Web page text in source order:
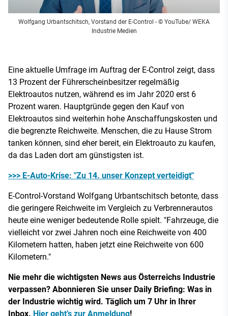
Wolfgang Urbantschitsch, Vorstand der E-Control - © YouTube/ WEKA
Industrie Medien
Eine aktuelle Umfrage im Auftrag der E-Control zeigt, dass
13 Prozent der Führerscheinbesitzer regelmäßig
Elektroautos nutzen, während es im Jahr 2020 erst 6
Prozent waren. Hauptgründe gegen den Kauf von
Elektroautos sind weiterhin hohe Anschaffungskosten und
die begrenzte Reichweite. Menschen, die zu Hause Strom
tanken können, sind eher bereit, ein Elektroauto zu kaufen,
da das Laden dort am günstigsten ist.
>>> E-Auto-Krise: "Zu 14. unser Konzept verteidigt"
E-Control-Vorstand Wolfgang Urbantschitsch betonte, dass
die geringere Reichweite im Vergleich zu Verbrennerautos
heute eine weniger bedeutende Rolle spielt. "Fahrzeuge, die
vielleicht vor zwei Jahren noch eine Reichweite von 400
Kilometern hatten, haben jetzt eine Reichweite von 600
Kilometern."
Nie mehr die wichtigsten News aus Österreichs Industrie
verpassen? Abonnieren Sie unser Daily Briefing: Was in
der Industrie wichtig wird. Täglich um 7 Uhr in Ihrer
Inbox. Hier geht’s zur Anmeldung!